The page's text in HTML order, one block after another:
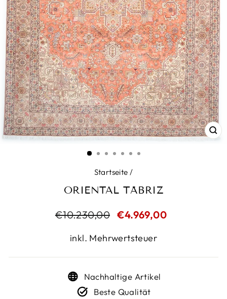
Startseite /
ORIENTAL TÄBRIZ
Normaler
€10.230,00 Sonderpreis
€4.969,00
inkl. Mehrwertsteuer
Nachhaltige Artikel
Beste Qualität